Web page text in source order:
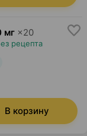
мг ×20
рецепта
В корзину